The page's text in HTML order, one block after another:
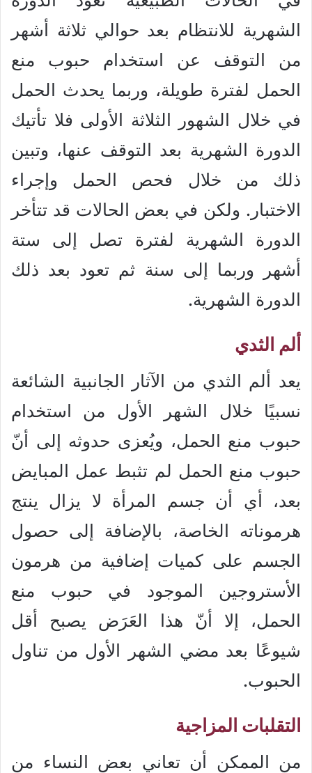
الشهرية للانتظام بعد حوالي ثلاثة أشهر
من التوقف عن استخدام حبوب منع
الحمل لفترة طويلة، وربما يحدث الحمل
في خلال الشهور الثلاثة الأولى فلا تأتيك
الدورة الشهرية بعد التوقف عنها، وتبين
ذلك من خلال فحص الحمل وإجراء
الاختبار. ولكن في بعض الحالات قد تتأخر
الدورة الشهرية لفترة تصل إلى ستة
أشهر وربما إلى سنة ثم تعود بعد ذلك
الدورة الشهرية.
ألم الثدي
يعد ألم الثدي من الآثار الجانبية الشائعة
نسبيًا خلال الشهر الأول من استخدام
حبوب منع الحمل، ويُعزى حدوثه إلى أنّ
حبوب منع الحمل لم تثبط عمل المبايض
بعد، أي أن جسم المرأة لا يزال ينتج
هرموناته الخاصة، بالإضافة إلى حصول
الجسم على كميات إضافية من هرمون
الأستروجين الموجود في حبوب منع
الحمل، إلا أنّ هذا العَرَض يصبح أقل
شيوعًا بعد مضي الشهر الأول من تناول
الحبوب.
التقلبات المزاجية
من الممكن أن تعاني بعض النساء من